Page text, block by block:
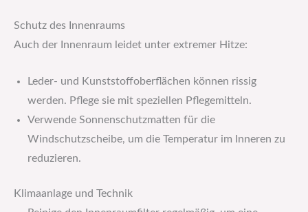
Schutz des Innenraums
Auch der Innenraum leidet unter extremer Hitze:
Leder- und Kunststoffoberflächen können rissig
werden. Pflege sie mit speziellen Pflegemitteln.
Verwende Sonnenschutzmatten für die
Windschutzscheibe, um die Temperatur im Inneren zu
reduzieren.
Klimaanlage und Technik